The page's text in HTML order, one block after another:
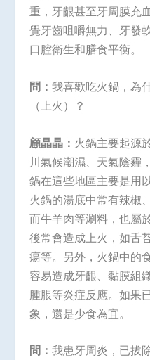
重，牙齦甚至牙周膜充
覺牙齒咀嚼無力、牙發
口腔衛生和膳食平衡。
問：我喜歡吃火鍋，為
（上火）？
顧晶晶： 火鍋主要起源
川氣候潮濕、天氣陰霾
鍋在這些地區主要是用
火鍋的湯底中常有辣椒
而牛羊肉等涮料，也屬
後常會造成上火，如舌
瘍等。另外，火鍋中的
容易造成牙齦、黏膜組
腫脹等炎症反應。如果
象，還是少食為宜。
問：我患牙周炎，已拔